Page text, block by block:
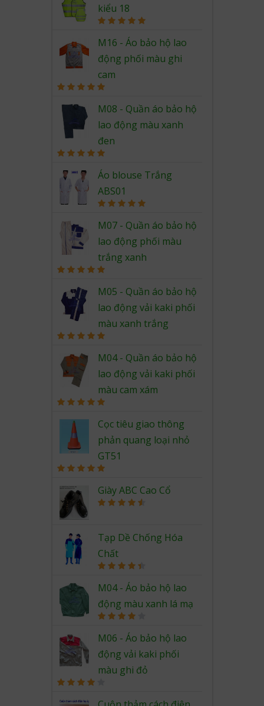
kiểu 18
out of 5
M16 - Áo bảo hộ lao
động phối màu ghi
cam
out of 5
M08 - Quần áo bảo hộ
lao động màu xanh
đen
out of 5
Áo blouse Trắng
ABS01
out of 5
M07 - Quần áo bảo hộ
lao động phối màu
trắng xanh
out of 5
M05 - Quần áo bảo hộ
lao động vải kaki phối
màu xanh trắng
out of 5
M04 - Quần áo bảo hộ
lao động vải kaki phối
màu cam xám
out of 5
Cọc tiêu giao thông
phản quang loại nhỏ
GT51
out of 5 Giày ABC Cao Cổ
Tạp Dề Chống Hóa
Chất
out of 5
M04 - Áo bảo hộ lao
động màu xanh lá mạ
4.00out
of 5
M06 - Áo bảo hộ lao
động vải kaki phối
màu ghi đỏ
4.00out